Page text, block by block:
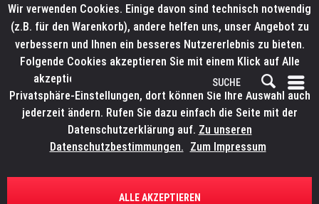
ÜBERSICHT ERSATZTEILE
Wir verwenden Cookies. Einige davon sind technisch notwendig
(z.B. für den Warenkorb), andere helfen uns, unser Angebot zu
verbessern und Ihnen ein besseres Nutzererlebnis zu bieten.
Folgende Cookies akzeptieren Sie mit einem Klick auf Alle
akzeptieren. Weitere Informationen finden Sie in den
Privatsphäre-Einstellungen, dort können Sie Ihre Auswahl auch
jederzeit ändern. Rufen Sie dazu einfach die Seite mit der
Datenschutzerklärung auf. Zu unseren
Datenschutzbestimmungen. Zum Impressum
ALLE AKZEPTIEREN